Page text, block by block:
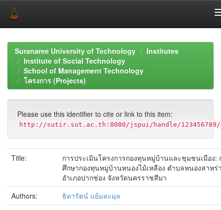
navigationSuranaree University of Technology
Institutes
Institute of Social Technology
School of Management Technology
โครงการ (Projects)
Please use this identifier to cite or link to this item:
http://sutir.sut.ac.th:8080/jspui/handle/123456789/
Title:
การประเมินโครงการกองทุนหมู่บ้านและชุมชนเมือง:
ศึกษากองทุนหมู่บ้านหนองไม้เหลือง ตำบลหนองสาหร่
อำเภอปากช่อง จังหวัดนครราชสีมา
Authors:
ธิดารัตน์ แย้มละมุล